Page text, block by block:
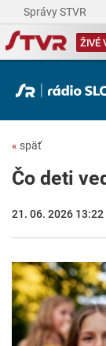
Správy STVR
ŽIVÉ
« späť
Čo deti
21. 06. 2026 13:22